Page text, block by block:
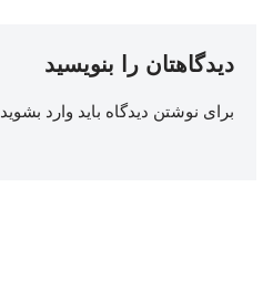
دیدگاهتان را بنویسید
برای نوشتن دیدگاه باید وارد بشوید